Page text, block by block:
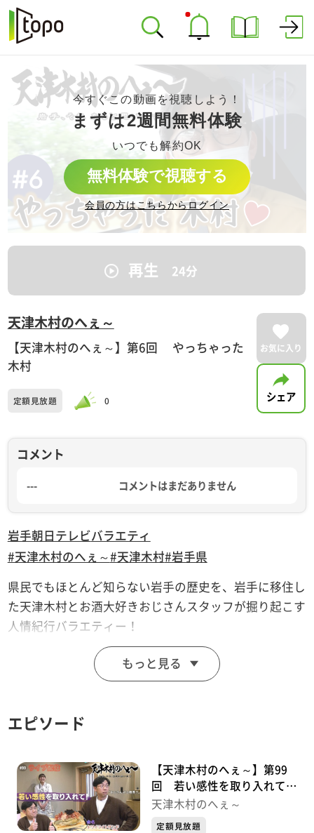
今すぐこの動画を視聴しよう！
まずは2週間無料体験
いつでも解約OK
無料体験で視聴する
会員の方はこちらからログイン
再生 24分
天津木村のへぇ～
【天津木村のへぇ～】第6回 やっちゃった
木村
定額見放題 0
お気に入り
シェア
コメント
--- コメントはまだありません
岩手朝日テレビバラエティ
#天津木村のへぇ～#天津木村#岩手県
県民でもほとんど知らない岩手の歴史を、岩手に移住し
た天津木村とお酒大好きおじさんスタッフが掘り起こす
人情紀行バラエティー！
思わず「へぇ～」と言ってしまうこと「あると思いま
※この動画は2022年7月15日に放送した番組をtopo用に
「天津木村のへぇ～ 岩手、それあると思います」
放送中！！
もっと見る
エピソード
【天津木村のへぇ～】第99
回 若い感性を取り入れて！
ライブ配信シリーズ①
天津木村のへぇ～
定額見放題